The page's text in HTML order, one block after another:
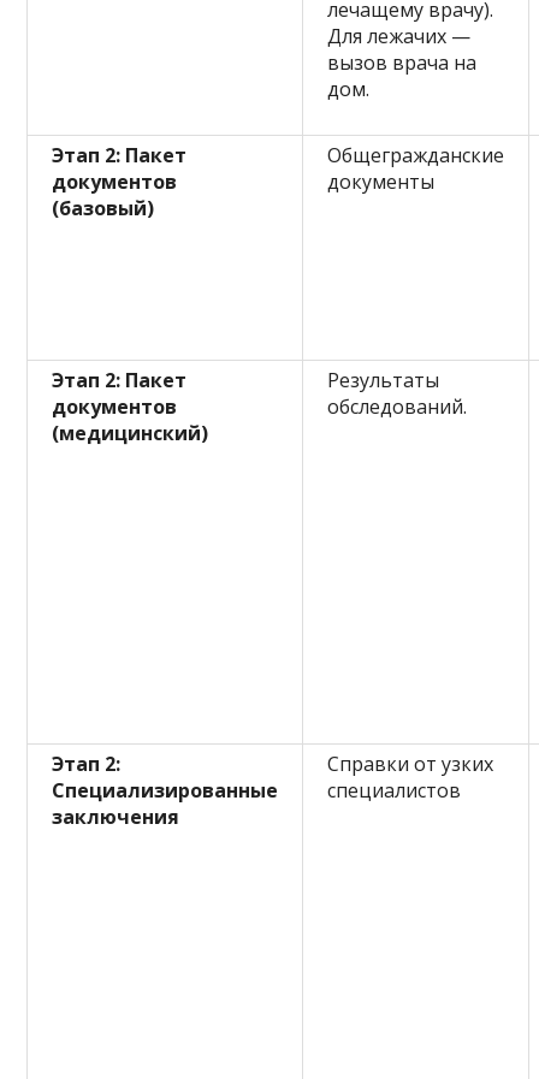
лечащему врачу).
Для лежачих —
вызов врача на
дом.
Этап 2: Пакет
документов
(базовый)
Общегражданские
документы
Этап 2: Пакет
документов
(медицинский)
Результаты
обследований.
Этап 2:
Специализированные
заключения
Справки от узких
специалистов